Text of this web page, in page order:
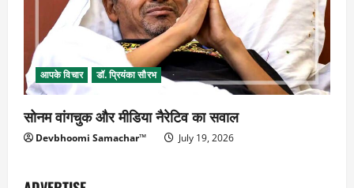
आपके विचार डॉ. प्रियंका सौरभ
सोनम वांगचुक और मीडिया नैरेटिव का सवाल
Devbhoomi Samachar™ July 19, 2026